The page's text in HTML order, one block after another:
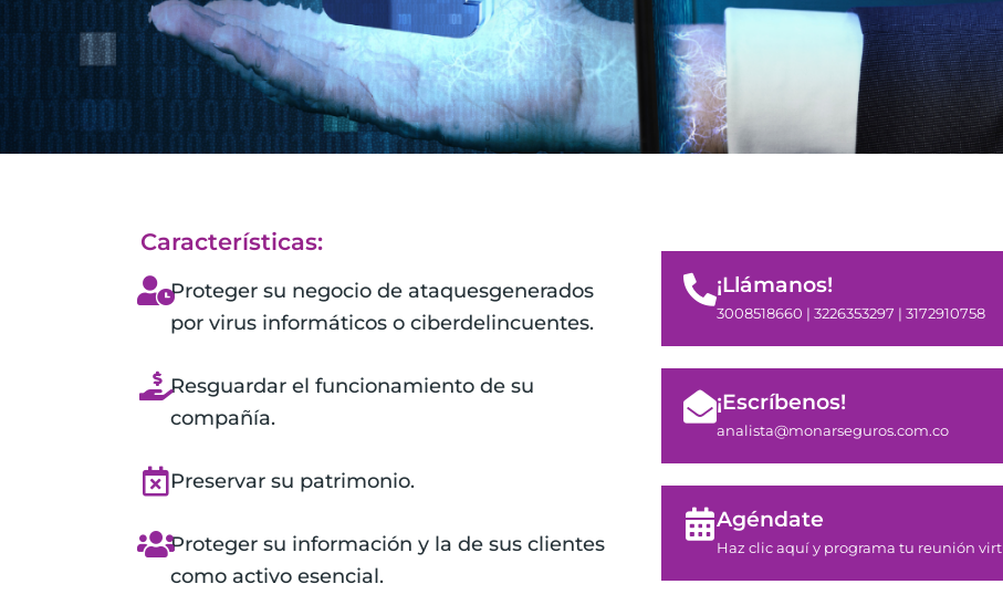
Características:
Proteger su negocio de ataques​generados
por virus informáticos o ciberdelincuentes.
Resguardar el funcionamiento de su
compañía.
Preservar su patrimonio.
Proteger​ su información y la de sus clientes
como activo esencial.
¡Llámanos!
3008518660 | 3226353297 | 3172910758
¡Escríbenos!
analista@monarseguros.com.co
Agéndate
Haz clic aquí y programa tu reunión